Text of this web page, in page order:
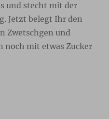
und stecht mit der
Jetzt belegt Ihr den
Zwetschgen und
noch mit etwas Zucker